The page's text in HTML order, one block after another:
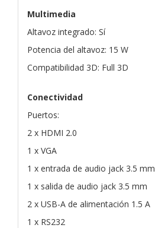
Multimedia
Altavoz integrado: Sí
Potencia del altavoz: 15 W
Compatibilidad 3D: Full 3D
Conectividad
Puertos:
2 x HDMI 2.0
1 x VGA
1 x entrada de audio jack 3.5 mm
1 x salida de audio jack 3.5 mm
2 x USB-A de alimentación 1.5 A
1 x RS232